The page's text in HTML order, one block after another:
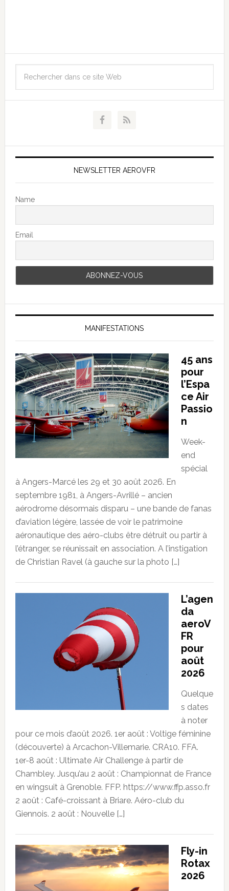
NEWSLETTER AEROVFR
Name
Email
MANIFESTATIONS
45 ans
pour
l’Espa
ce Air
Passio
n
Week-
end
spécial
à Angers-Marcé les 29 et 30 août 2026. En
septembre 1981, à Angers-Avrillé – ancien
aérodrome désormais disparu – une bande de fanas
d’aviation légère, lassée de voir le patrimoine
aéronautique des aéro-clubs être détruit ou partir à
l’étranger, se réunissait en association. A l’instigation
de Christian Ravel (à gauche sur la photo […]
L’agen
da
aeroV
FR
pour
août
2026
Quelque
s dates
à noter
pour ce mois d’août 2026. 1er août : Voltige féminine
(découverte) à Arcachon-Villemarie. CRA10. FFA.
1er-8 août : Ultimate Air Challenge à partir de
Chambley. Jusqu’au 2 août : Championnat de France
en wingsuit à Grenoble. FFP. https://www.ffp.asso.fr
2 août : Café-croissant à Briare. Aéro-club du
Giennois. 2 août : Nouvelle […]
Fly-in
Rotax
2026